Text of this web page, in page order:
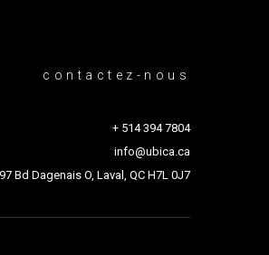
contactez-nous
+ 514 394 7804
info@ubica.ca
Bd Dagenais O, Laval, QC H7L 0J7